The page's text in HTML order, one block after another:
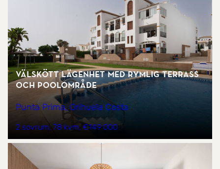
Välskött lägenhet med rymlig terrass
och poolområde
Punta Prima, Orihuela Costa
2 sovrum 78 kvm €149 000